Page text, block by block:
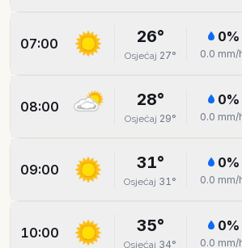
07:00 26°
Osjećaj 27°
0%
0.0 mm/
08:00 28°
Osjećaj 29°
0%
0.0 mm/
09:00 31°
Osjećaj 31°
0%
0.0 mm/
10:00 35°
Osjećaj 34°
0%
0.0 mm/